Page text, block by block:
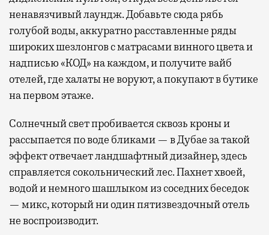
ненавязчивый лаундж. Добавьте сюда рябь
голубой воды, аккуратно расставленные ряды
широких шезлонгов с матрасами винного цвета и
надписью «КОД» на каждом, и получите вайб
отелей, где халаты не воруют, а покупают в бутике
на первом этаже.
Солнечный свет пробивается сквозь кроны и
рассыпается по воде бликами — в Дубае за такой
эффект отвечает ландшафтный дизайнер, здесь
справляется сокольнический лес. Пахнет хвоей,
водой и немного шашлыком из соседних беседок
— микс, который ни один пятизвездочный отель
не воспроизводит.